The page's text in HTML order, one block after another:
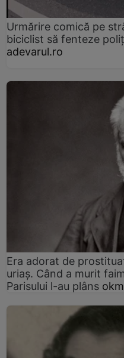
Urmărire comică pe
biciclist să fenteze
adevarul.ro
Era adorat de
uriaș. Când a murit
Parisului l-au plâns